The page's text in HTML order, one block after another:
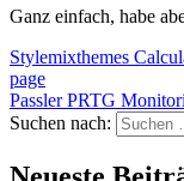
Ganz einfach, habe
Stylemixthemes
page
Passler PRTG
Suchen nach: